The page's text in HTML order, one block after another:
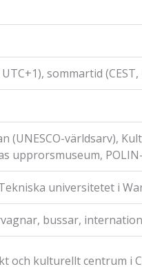
sommartid (CEST,
(UNESCO-världsarv),
upprorsmuseum,
universitetet i
bussar,
och kulturellt centrum i